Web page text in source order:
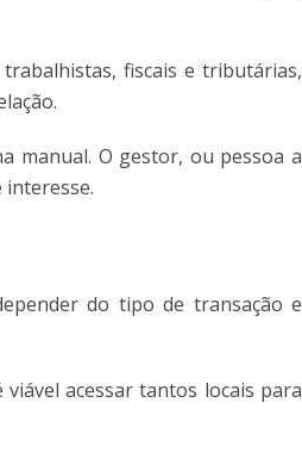
fiscais e tributárias,
manual. O gestor, ou pessoa a
interesse.
do tipo de transação e
acessar tantos locais para